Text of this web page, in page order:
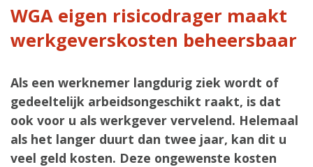
WGA eigen risicodrager maakt
werkgeverskosten beheersbaar
Als een werknemer langdurig ziek wordt of
gedeeltelijk arbeidsongeschikt raakt, is dat
ook voor u als werkgever vervelend. Helemaal
als het langer duurt dan twee jaar, kan dit u
veel geld kosten. Deze ongewenste kosten